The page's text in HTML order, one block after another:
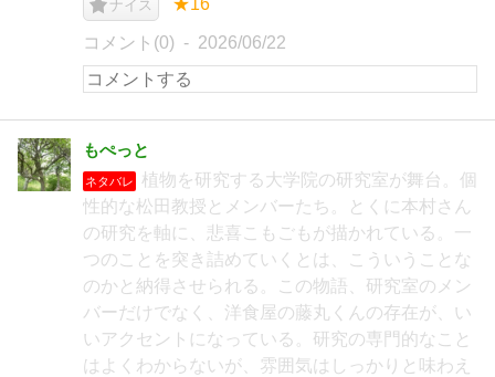
ナイス ★16
コメント(0) 2026/06/22
もぺっと
ネタバレ
植物を研究する大学院の研究室が舞台。個
性的な松田教授とメンバーたち。とくに本村さん
の研究を軸に、悲喜こもごもが描かれている。一
つのことを突き詰めていくとは、こういうことな
のかと納得させられる。この物語、研究室のメン
バーだけでなく、洋食屋の藤丸くんの存在が、い
いアクセントになっている。研究の専門的なこと
はよくわからないが、雰囲気はしっかりと味わえ